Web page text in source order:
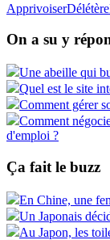
ApprivoiserDélétère
On a su y
Une abeille qui
Quel est le site
Comment gérer
Comment
d'emploi ?
Ça fait le buzz
En Chine, une
Un Japonais
Au Japon, les